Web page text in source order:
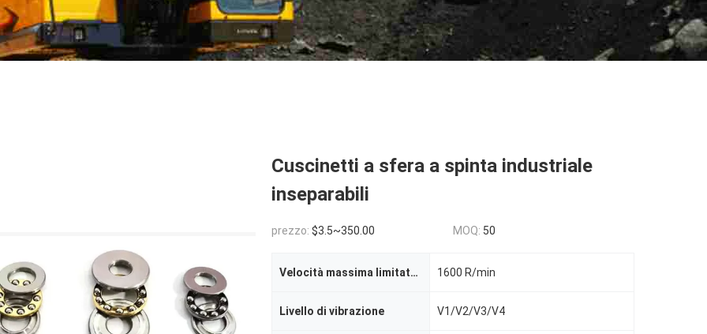
Cuscinetti a sfera a spinta industriale
inseparabili
prezzo: $3.5~350.00 MOQ: 50
Velocità massima limitata per la lubrificazione con olio 1600 R/min
Livello di vibrazione V1/V2/V3/V4